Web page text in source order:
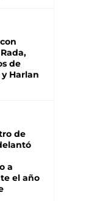
de
Harlan
de
a
el año